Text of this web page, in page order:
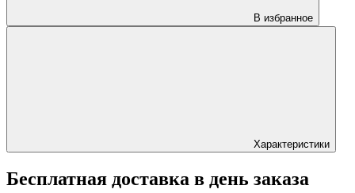
В избранное
Характеристики
Бесплатная доставка в день заказа